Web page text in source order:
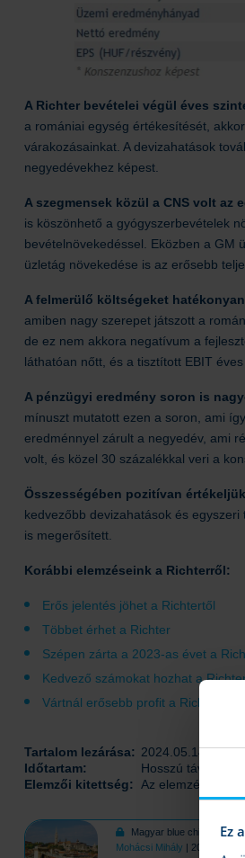
Ez
A Richter bevételei végül éves
a romániai egység értékesítését,
várakozásainkat. A devizahatások
negyedévekhez képest.
A szegmensek közül a CNS volt az
is köszönhető a gyógyszerbevételek
bevételnövekedéssel. Eközben a GM
üzletág növekedése is az erősebb
A felmerülő költségeket
amiben nagy szerepet játszott a
de ez nem akkora negatívum a
láthatóan nőtt, és a tisztított EBIT
A pénzügyi eredmény soron is
mínuszt mutatott ezen a soron, ami
eredménnyel zárult a negyedév, ami
volt, és közel 30 százalékkal veri a
Összességében pozitívan
kedvezőbb devizahatások és
is megerősített.
Korábbi elemzéseink a Richterről:
Erős jelentés jöhet a Richtertől
Többet érhet a Richter
Szépen zárta a 2023-as évet a
Kedvező számokat hozhat a
Vártnál erősebb profit a Richtertől
Tartalom lezárása: 2024.05.14 10:22
Időtartam:
Hosszú táv (több,
Elemzői kitettség:
Az elemzés
Magyar blue chipek: Túl vagyunk az
Mohácsi Mihály
| 2024.05.13